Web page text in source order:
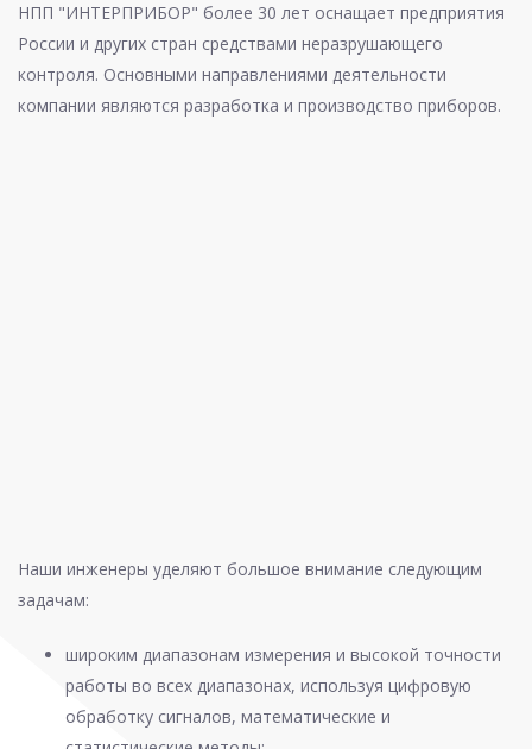
НПП "ИНТЕРПРИБОР" более 30 лет оснащает предприятия
России и других стран средствами неразрушающего
контроля. Основными направлениями деятельности
компании являются разработка и производство приборов.
Наши инженеры уделяют большое внимание следующим
задачам:
широким диапазонам измерения и высокой точности
работы во всех диапазонах, используя цифровую
обработку сигналов, математические и